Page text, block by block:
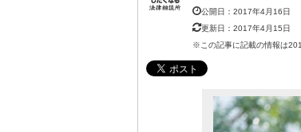
公開日：2017年4月16日
更新日：2017年4月15日
※この記事に記載の情報は